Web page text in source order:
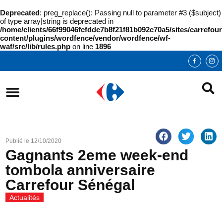
Deprecated: preg_replace(): Passing null to parameter #3 ($subject)
of type array|string is deprecated in
/home/clients/66f99046fcfddc7b8f21f81b092c70a5/sites/
content/plugins/wordfence/vendor/wordfence/wf-
waf/src/lib/rules.php on line 1896
Publié le 12/10/2020
Gagnants 2eme week-end
tombola anniversaire
Carrefour Sénégal
Actualités